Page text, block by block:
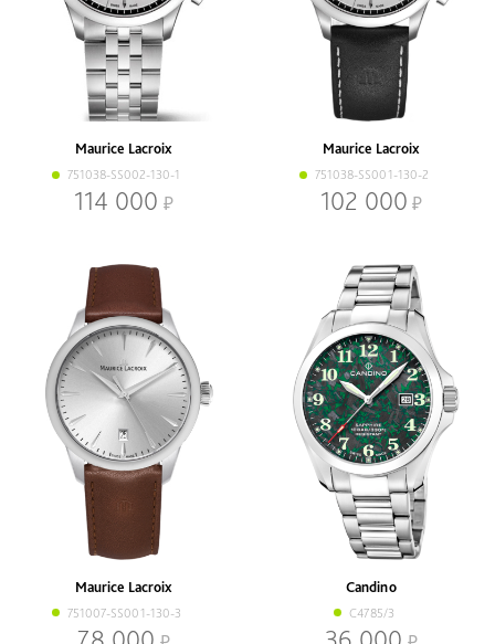
Maurice Lacroix
751038-SS002-130-1
114 000
Maurice Lacroix
751038-SS001-130-2
102 000
Maurice Lacroix
751007-SS001-130-3
Candino
C4785/3